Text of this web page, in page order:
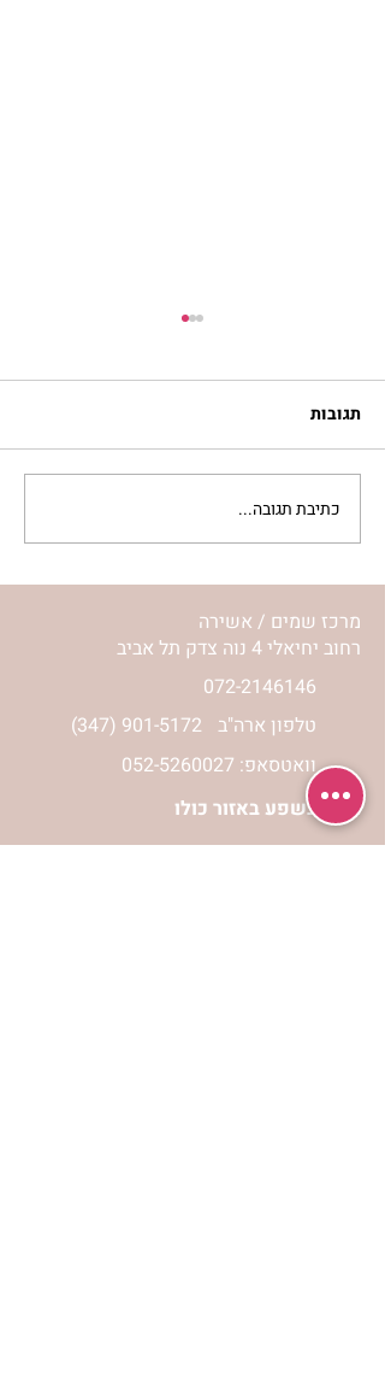
סלט מצליבים | ג’סיקה
הלפרין
תגובות
כתיבת תגובה...
מרכז שמים / אשירה
רחוב יחיאלי 4 נוה צדק תל אביב
072-2146146
(347) 901-5172 טלפון ארה"ב
וואטסאפ: 052-5260027
חניה בשפע באזור כולו